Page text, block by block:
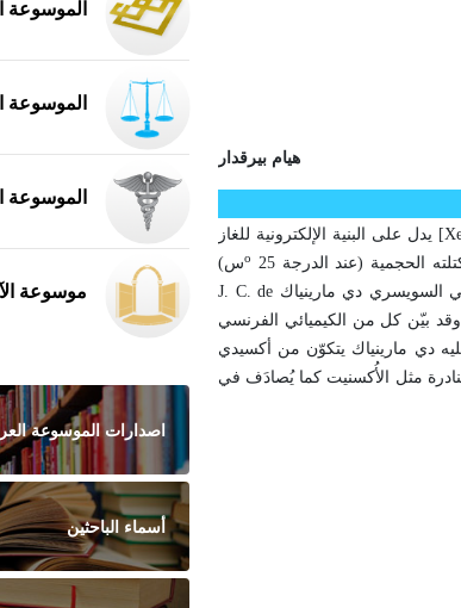
هيام بيرقدار
] يدل على البنية الإلكترونية للغاز
oس)
J. C. de
بيّن كل من الكيميائي الفرنسي
الذي حصل عليه دي مارينياك يتكوّن من أكسيدي
مثل الأُكسنيت كما يُصادَف في
الموسوعة
الموسوعة
الموسوعة
موسوعة
اصدارات الموسوعة
أسماء الباحثين